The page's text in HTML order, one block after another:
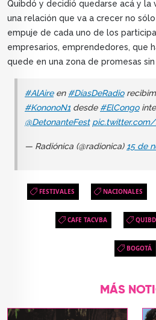
Quibdó y decidió quedarse acá y la
una relación que va a crecer no
empuje de cada uno de los
empresarios, emprendedores, que
quede en una zona de promesas sin
#AlAireen #DíasDeRadio
#KononoN1 desde #ElCongo
@DetonanteFest
— Radiónica (@radionica) 15 de
FESTIVALES NACIONALES
CAFE TACVBA
BOGOTÁ
MÁS